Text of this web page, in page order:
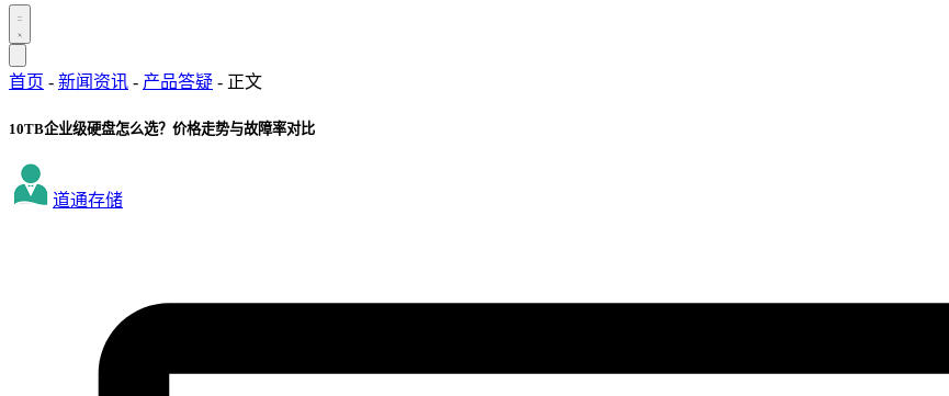
首页 - 新闻资讯 - 产品答疑 - 正文
10TB企业级硬盘怎么选？价格走势与故障率对比
道通存储